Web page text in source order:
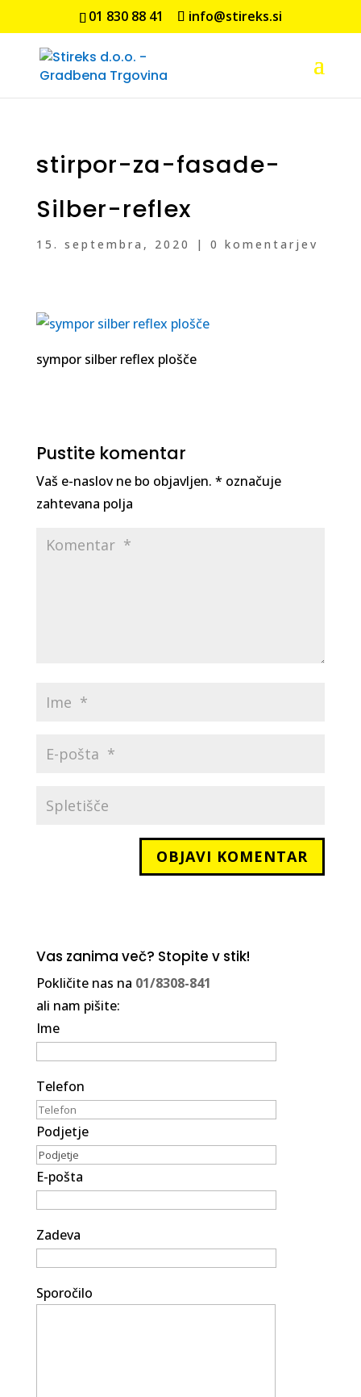
01 830 88 41 info@stireks.si
stirpor-za-fasade-
Silber-reflex
15. septembra, 2020 | 0 komentarjev
sympor silber reflex plošče
Pustite komentar
Vaš e-naslov ne bo objavljen. * označuje
zahtevana polja
Vas zanima več? Stopite v stik!
Pokličite nas na 01/8308-841
ali nam pišite:
Ime
Telefon
Podjetje
E-pošta
Zadeva
Sporočilo